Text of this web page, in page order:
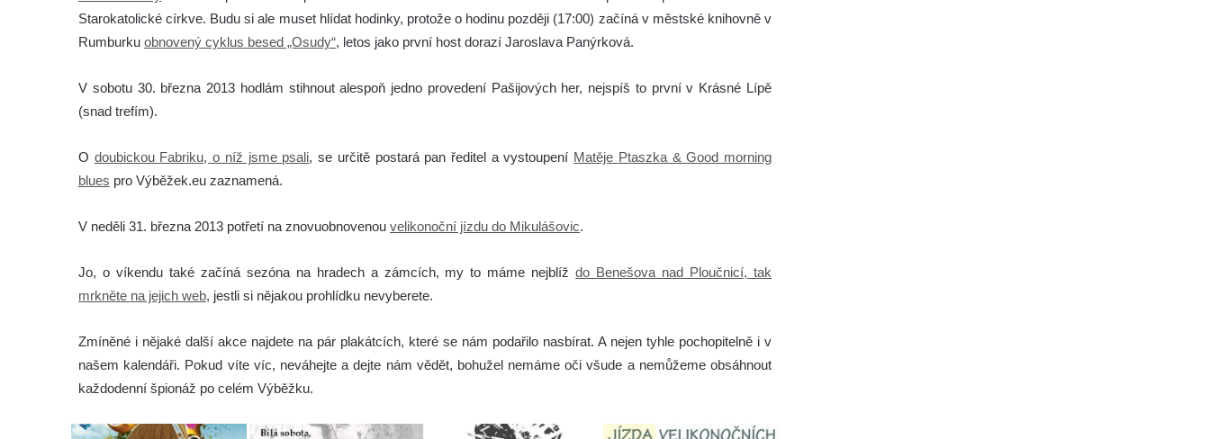
Starokatolické církve. Budu si ale muset hlídat hodinky, protože o hodinu později (17:00) začíná v městské knihovně v
Rumburku obnovený cyklus besed „Osudy“, letos jako první host dorazí Jaroslava Panýrková.
V sobotu 30. března 2013 hodlám stihnout alespoň jedno provedení Pašijových her, nejspíš to první v Krásné Lípě
(snad trefím).
O doubickou Fabriku, o níž jsme psali, se určitě postará pan ředitel a vystoupení Matěje Ptaszka & Good morning
blues pro Výběžek.eu zaznamená.
V neděli 31. března 2013 potřetí na znovuobnovenou velikonoční jízdu do Mikulášovic.
Jo, o víkendu také začíná sezóna na hradech a zámcích, my to máme nejblíždo Benešova nad Ploučnicí, tak
mrkněte na jejich web, jestli si nějakou prohlídku nevyberete.
Zmíněné i nějaké další akce najdete na pár plakátcích, které se nám podařilo nasbírat. A nejen tyhle pochopitelně i v
našem kalendáři. Pokud víte víc, neváhejte a dejte nám vědět, bohužel nemáme oči všude a nemůžeme obsáhnout
každodenní špionáž po celém Výběžku.